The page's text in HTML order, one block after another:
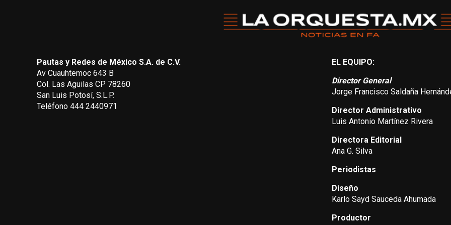
Pautas y Redes de México S.A. de C.V.
Av Cuauhtemoc 643 B
Col. Las Aguilas CP 78260
San Luis Potosí, S.L.P.
Teléfono 444 2440971
EL EQUIPO:
Director General
Jorge Francisco Saldaña
Director Administrativo
Luis Antonio Martínez Rivera
Directora Editorial
Ana G. Silva
Periodistas
Diseño
Karlo Sayd Sauceda Ahumada
Productor